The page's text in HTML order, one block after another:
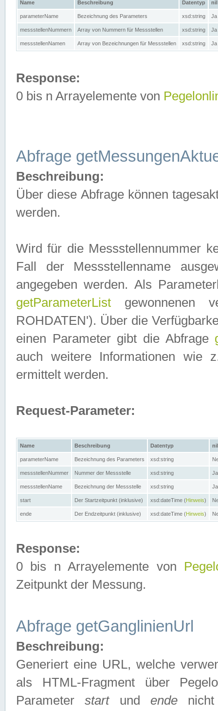
Name Beschreibung Datentyp nil
parameterName Bezeichnung des Parameters xsd:string Ja
messstellenNummern Array von Nummern für Messstellen xsd:string Ja
messstellenNamen Array von Bezeichnungen für Messstellen xsd:string Ja
Response:
0 bis n Arrayelemente von
Abfrage
Beschreibung:
Über diese Abfrage können
werden.
Wird für die Messstellennummer
Fall der Messstellenname
angegeben werden. Als
getParameterList gewonnenen
ROHDATEN'). Über die
einen Parameter gibt die Abfrage
auch weitere Informationen wie
ermittelt werden.
Request-Parameter:
Name Beschreibung Datentyp nil
parameterName Bezeichnung des Parameters xsd:string
messstellenNummer Nummer der Messstelle xsd:string Ja
messstellenName Bezeichnung der Messstelle xsd:string Ja
start Der Startzeitpunkt (inklusive) xsd:dateTime (Hinweis)
ende Der Endzeitpunkt (inklusive) xsd:dateTime (Hinweis)
Response:
0 bis n Arrayelemente von
Zeitpunkt der Messung.
Abfrage getGanglinienUrl
Beschreibung:
Generiert eine URL, welche
als HTML-Fragment über
Parameterstartund endenicht